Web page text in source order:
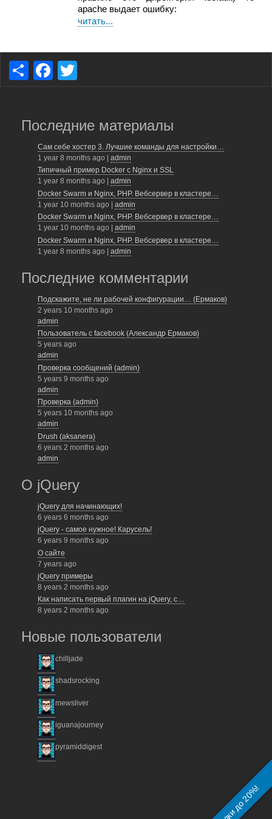
apache выдает ошибку:
читать...
S
e
F
e
b
o
o
k
er
Последние материалы
Сам себе хостер 3. Лучшие команды для настройки…
1 year 8 months ago
admin
Типичный пример Docker с Nginx и SSL
1 year 8 months ago
admin
Docker Swarm и Nginx, PHP. Вебсервер в кластере…
1 year 10 months ago | admin
Docker Swarm и Nginx, PHP. Вебсервер в кластере…
1 year 10 months ago
admin
Docker Swarm и Nginx, PHP. Вебсервер в кластере…
1 year 8 months ago | admin
Последние комментарии
Подскажите, не ли рабочей конфигурации… (Ермаков)
2 years 10 months ago
admin
Пользователь с facebook (Александр Ермаков)
5 years ago
admin
Проверка сообщений (admin)
5 years 9 months ago
admin
Проверка (admin)
5 years 10 months ago
admin
Drush (aksanera)
6 years 2 months ago
admin
О jQuery
jQuery для начинающих!
6 years 6 months ago
jQuery - самое нужное! Карусель!
6 years 9 months ago
О сайте
7 years ago
jQuery примеры
8 years 2 months ago
Как написать первый плагин на jQuery, с…
8 years 2 months ago
Новые пользователи
chilljade
shadsrocking
mewsliver
iguanajourney
pyramiddigest
Скидки до 20%!